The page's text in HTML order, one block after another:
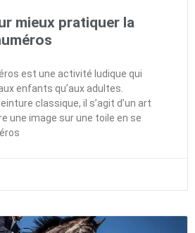
mieux pratiquer la
est une activité ludique qui
enfants qu’aux adultes.
classique, il s’agit d’un art
une image sur une toile en se